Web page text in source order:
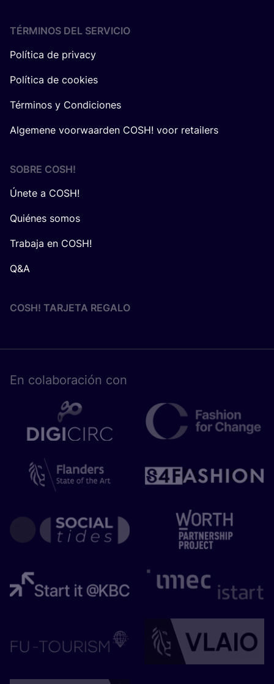
TÉRMINOS DEL SERVICIO
Política de privacy
Política de cookies
Términos y Condiciones
Algemene voorwaarden COSH! voor retailers
SOBRE COSH!
Únete a COSH!
Quiénes somos
Trabaja en COSH!
Q&A
COSH! TARJETA REGALO
En cola­bo­ra­ción con